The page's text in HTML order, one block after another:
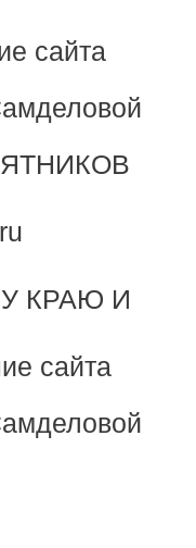
сайта
КРАЮ И
сайта